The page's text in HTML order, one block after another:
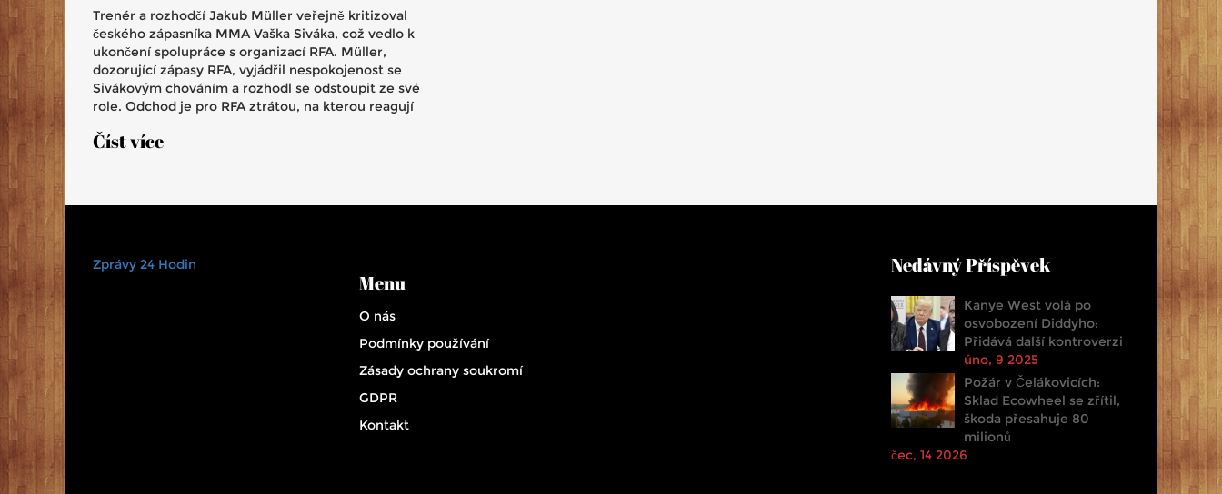
Trenér a rozhodčí Jakub Müller veřejně kritizoval
českého zápasníka MMA Vaška Siváka, což vedlo k
ukončení spolupráce s organizací RFA. Müller,
dozorující zápasy RFA, vyjádřil nespokojenost se
Sivákovým chováním a rozhodl se odstoupit ze své
role. Odchod je pro RFA ztrátou, na kterou reagují
Číst více
Zprávy 24 Hodin
Menu
O nás
Podmínky používání
Zásady ochrany soukromí
GDPR
Kontakt
Nedávný Příspěvek
Kanye West volá po
osvobození Diddyho:
Přidává další kontroverzi
úno, 9 2025
Požár v Čelákovicích:
Sklad Ecowheel se zřítil,
škoda přesahuje 80
milionů
čec, 14 2026